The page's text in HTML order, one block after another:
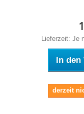
Lieferzeit: Je
In den
derzeit